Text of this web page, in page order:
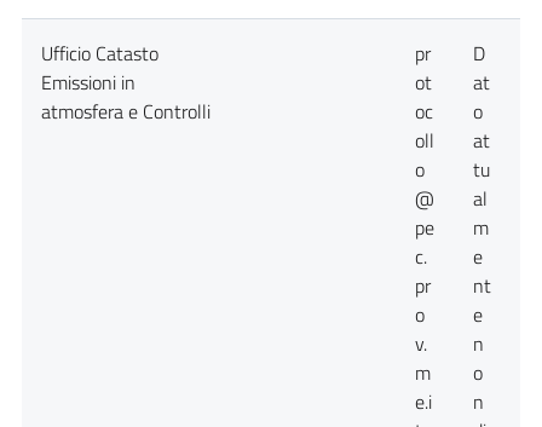
Ufficio Catasto
Emissioni in
atmosfera e Controlli
pr
ot
oc
oll
o
@
pe
c.
pr
o
v.
m
e.i
D
at
o
at
tu
al
m
e
nt
e
n
o
n